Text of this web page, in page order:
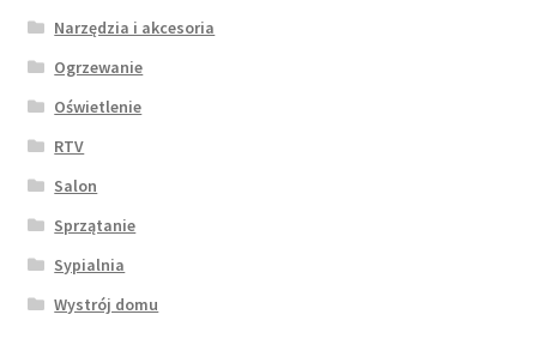
Narzędzia i akcesoria
Ogrzewanie
Oświetlenie
RTV
Salon
Sprzątanie
Sypialnia
Wystrój domu